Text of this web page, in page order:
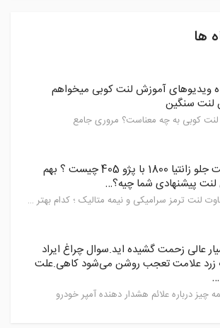
ها
ویدیوهای آموزش لنت کوبی میخواهم
لنت سنگین
لنت کوبی به چه معناست؟ مروری جامع
سلام فرق بین لنت جلو زانتیا 1800 با پژو 405 چیست ؟ بهم
لنت پیشنهادی شما چیه؟…
لنت ترمز سرامیکی و نیمه متالیک ؛ کدام بهتر است؟
عالی زحمت گشیده اید.سوال چراغ ایراد
زرد علامت تعجب روشن می‌شود کاهی.علت
چیز درباره علائم هشدار دهنده آمپر خودرو